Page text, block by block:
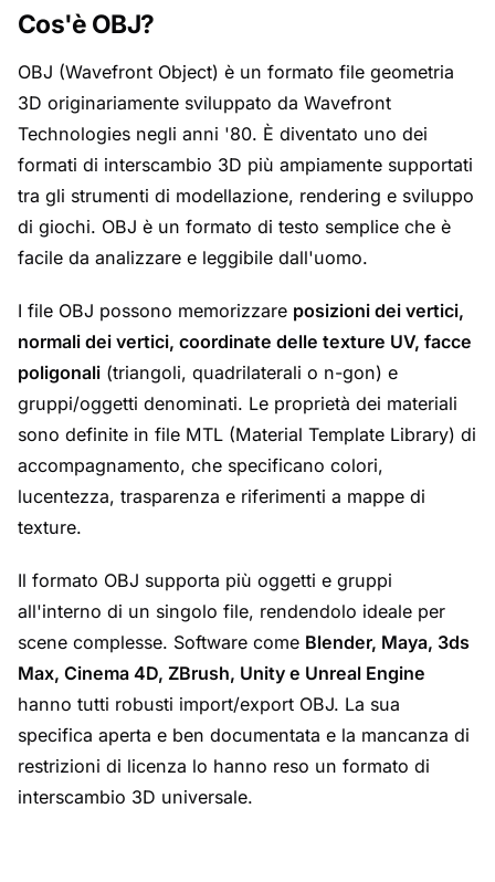
Cos'è OBJ?
OBJ (Wavefront Object) è un formato file geometria
3D originariamente sviluppato da Wavefront
Technologies negli anni '80. È diventato uno dei
formati di interscambio 3D più ampiamente supportati
tra gli strumenti di modellazione, rendering e sviluppo
di giochi. OBJ è un formato di testo semplice che è
facile da analizzare e leggibile dall'uomo.
I file OBJ possono memorizzare posizioni dei vertici,
normali dei vertici, coordinate delle texture UV, facce
poligonali (triangoli, quadrilaterali o n-gon) e
gruppi/oggetti denominati. Le proprietà dei materiali
sono definite in file MTL (Material Template Library) di
accompagnamento, che specificano colori,
lucentezza, trasparenza e riferimenti a mappe di
texture.
Il formato OBJ supporta più oggetti e gruppi
all'interno di un singolo file, rendendolo ideale per
scene complesse. Software come Blender, Maya, 3ds
Max, Cinema 4D, ZBrush, Unity e Unreal Engine
hanno tutti robusti import/export OBJ. La sua
specifica aperta e ben documentata e la mancanza di
restrizioni di licenza lo hanno reso un formato di
interscambio 3D universale.